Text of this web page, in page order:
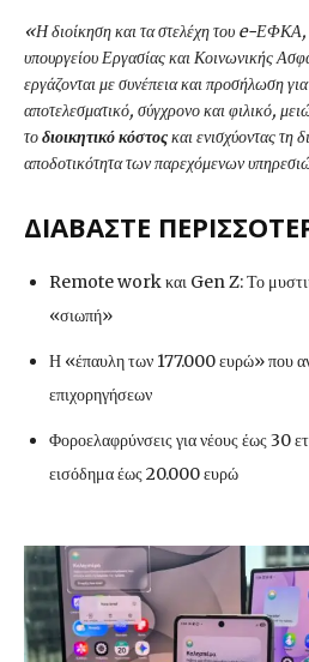
«Η διοίκηση και τα στελέχη του e-ΕΦΚΑ,
υπουργείου Εργασίας και Κοινωνικής
εργάζονται με συνέπεια και προσήλωση
αποτελεσματικό, σύγχρονο και φιλικό,
τοδιοικητικό κόστοςκαι ενισχύοντας τη
αποδοτικότητα των παρεχόμενων
ΔΙΑΒΑΣΤΕ
Remote work και Gen Z: Το
«σιωπή»
Η «έπαυλη των 177.000 ευρώ» που
επιχορηγήσεων
Φοροελαφρύνσεις για νέους έως 30
εισόδημα έως 20.000 ευρώ